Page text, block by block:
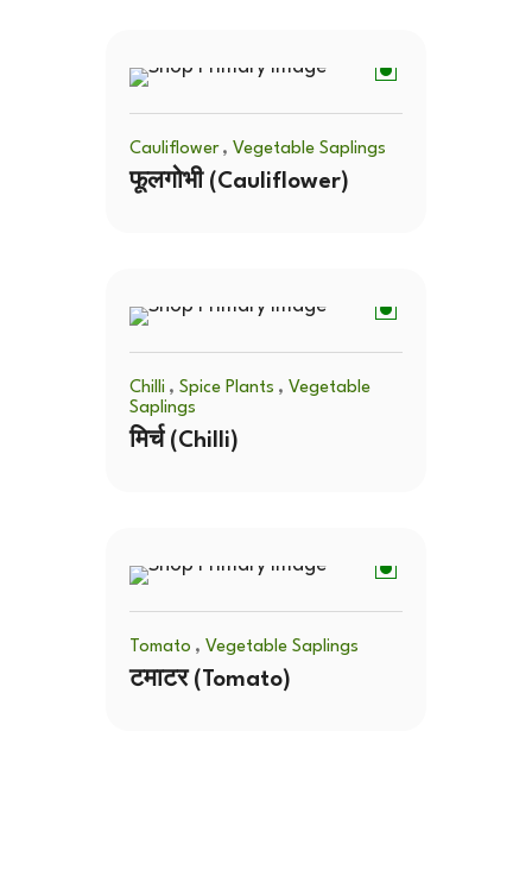
Cauliflower , Vegetable Saplings
फूलगोभी (Cauliflower)
Chilli , Spice Plants , Vegetable
Saplings
मिर्च (Chilli)
Tomato , Vegetable Saplings
टमाटर (Tomato)